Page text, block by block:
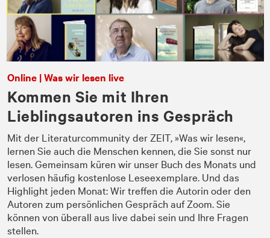
Online | Was wir lesen live
Kommen Sie mit Ihren
Lieblingsautoren ins Gespräch
Mit der Literaturcommunity der ZEIT, »Was wir lesen«,
lernen Sie auch die Menschen kennen, die Sie sonst nur
lesen. Gemeinsam küren wir unser Buch des Monats und
verlosen häufig kostenlose Leseexemplare. Und das
Highlight jeden Monat: Wir treffen die Autorin oder den
Autoren zum persönlichen Gespräch auf Zoom. Sie
können von überall aus live dabei sein und Ihre Fragen
stellen.